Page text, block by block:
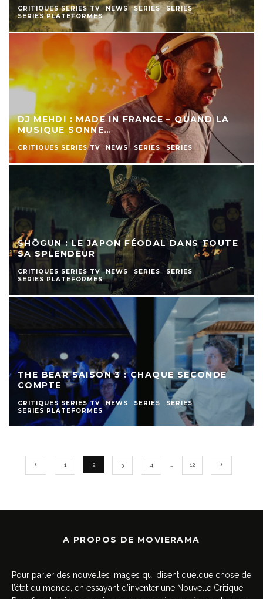
CRITIQUES SERIES TV NEWS SERIES
SERIES
SERIES PLATEFORMES
DJ MEHDI : MADE IN FRANCE – QUAND LA
MUSIQUE SONNE…
CRITIQUES SERIES TV NEWS SERIES SERIES
SHŌGUN : LE JAPON FÉODAL DANS TOUTE
SA SPLENDEUR
CRITIQUES SERIES TV NEWS SERIES
SERIES
SERIES PLATEFORMES
THE BEAR SAISON 3 : CHAQUE SECONDE
COMPTE
CRITIQUES SERIES TV NEWS SERIES
SERIES
SERIES PLATEFORMES
1 2 3 4 12
A PROPOS DE MOVIERAMA
Pour parler des nouvelles images qui disent quelque chose de
l’état du monde, en essayant d’inventer une Nouvelle Critique.